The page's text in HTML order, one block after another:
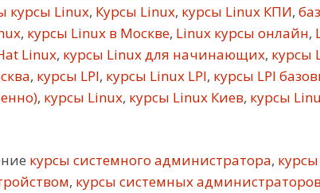
курсы Linux, Курсы Linux, курсы Linux КПИ,
, курсы Linux в Москве, Linux курсы онлайн,
Linux, курсы Linux для начинающих, курсы
, курсы LPI, курсы Linux LPI, курсы LPI
, курсы Linux, курсы Linux Киев, курсы
курсы системного администратора,
, курсы системных